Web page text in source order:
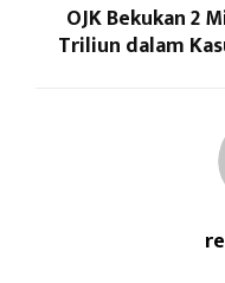
OJK Bekukan 2
Triliun dalam